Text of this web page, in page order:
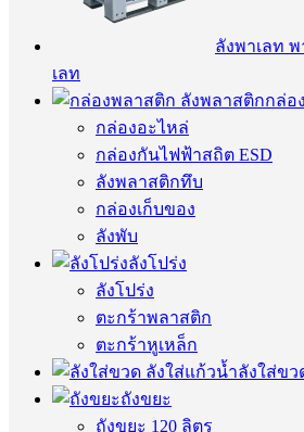
ลังพาเลท
เลท
กล่อ
กล่องอะไหล่
กล่องกันไฟฟ้าสถิต ESD
ลังพลาสติกทึบ
กล่องเก็บของ
ลังพับ
ลังโปร่ง
ลังโปร่ง
ตะกร้าพลาสติก
ตะกร้าหูเหล็ก
ลังใส่ขว
ถังขยะ
ถังขยะ 120 ลิตร